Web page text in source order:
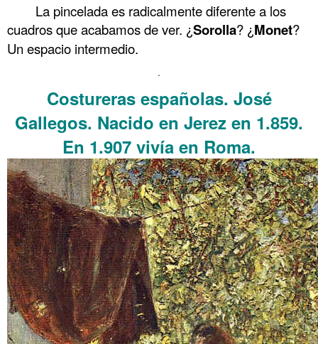
La pincelada es radicalmente diferente a los
cuadros que acabamos de ver. ¿Sorolla? ¿Monet?
Un espacio intermedio.
.
Costureras españolas. José
Gallegos. Nacido en Jerez en 1.859.
En 1.907 vivía en Roma.